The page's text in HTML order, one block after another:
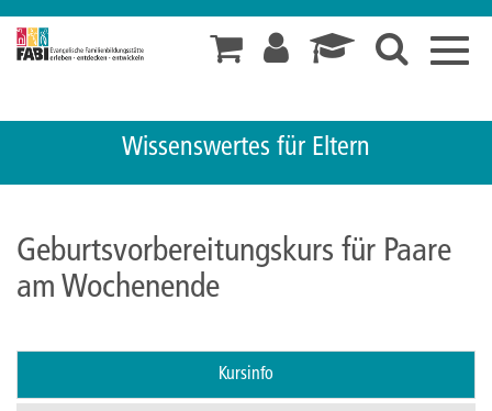
Wissenswertes für Eltern
Geburtsvorbereitungskurs für Paare
am Wochenende
Kursinfo